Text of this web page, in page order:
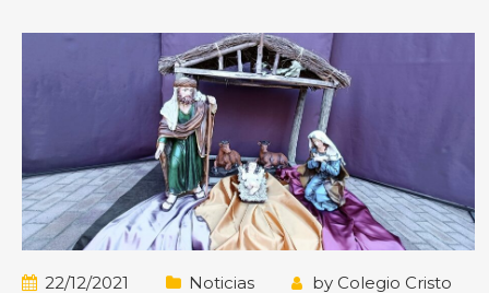
22/12/2021 Noticias by Colegio Cristo